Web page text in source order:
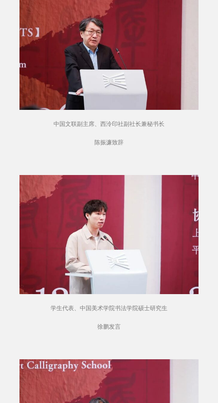
中国文联副主席、西泠印社副社长兼秘书长
陈振濂致辞
学生代表、中国美术学院书法学院硕士研究生
徐鹏发言